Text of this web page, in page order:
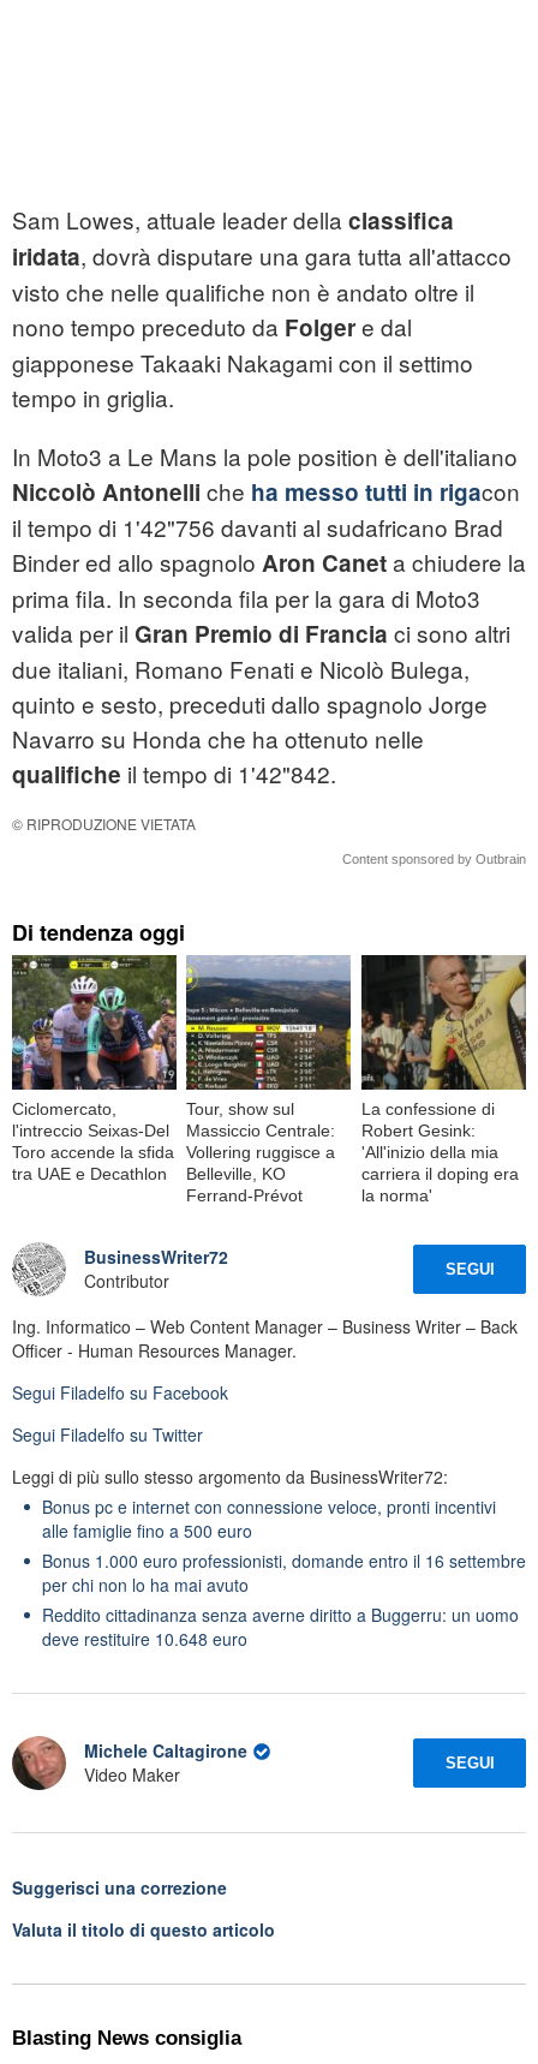
Sam Lowes, attuale leader della classifica
iridata, dovrà disputare una gara tutta all'attacco
visto che nelle qualifiche non è andato oltre il
nono tempo preceduto da Folgere dal
giapponese Takaaki Nakagami con il settimo
tempo in griglia.
In Moto3 a Le Mans la pole position è dell'italiano
Niccolò Antonelli che ha messo tutti in rigacon
il tempo di 1'42"756 davanti al sudafricano Brad
Binder ed allo spagnolo Aron Caneta chiudere la
prima fila. In seconda fila per la gara di Moto3
valida per il Gran Premio di Francia ci sono altri
due italiani, Romano Fenati e Nicolò Bulega,
quinto e sesto, preceduti dallo spagnolo Jorge
Navarro su Honda che ha ottenuto nelle
qualifiche il tempo di 1'42"842.
© RIPRODUZIONE VIETATA
Content sponsored by Outbrain
Di tendenza oggi
Ciclomercato,
l'intreccio Seixas-Del
Toro accende la sfida
tra UAE e Decathlon
Tour, show sul
Massiccio Centrale:
Vollering ruggisce a
Belleville, KO
Ferrand-Prévot
La confessione di
Robert Gesink:
'All'inizio della mia
carriera il doping era
la norma'
BusinessWriter72
Contributor
SEGUI
Ing. Informatico – Web Content Manager – Business Writer – Back
Officer - Human Resources Manager.
Segui Filadelfo su Facebook
Segui Filadelfo su Twitter
Leggi di più sullo stesso argomento da BusinessWriter72:
Bonus pc e internet con connessione veloce, pronti incentivi
alle famiglie fino a 500 euro
Bonus 1.000 euro professionisti, domande entro il 16 settembre
per chi non lo ha mai avuto
Reddito cittadinanza senza averne diritto a Buggerru: un uomo
deve restituire 10.648 euro
Michele Caltagirone
Video Maker
SEGUI
Suggerisci una correzione
Valuta il titolo di questo articolo
Blasting News consiglia